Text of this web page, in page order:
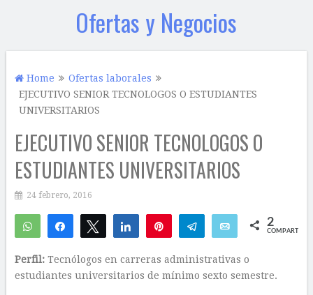
Ofertas y Negocios
Home
Ofertas laborales
EJECUTIVO SENIOR TECNOLOGOS O ESTUDIANTES
UNIVERSITARIOS
EJECUTIVO SENIOR TECNOLOGOS O
ESTUDIANTES UNIVERSITARIOS
24 febrero, 2016
WhatsAppCompartirTwittear Compartir Telegram Email 2
COMPARTIR
Perfil:Tecnólogos en carreras administrativas o
estudiantes universitarios de mínimo sexto semestre.